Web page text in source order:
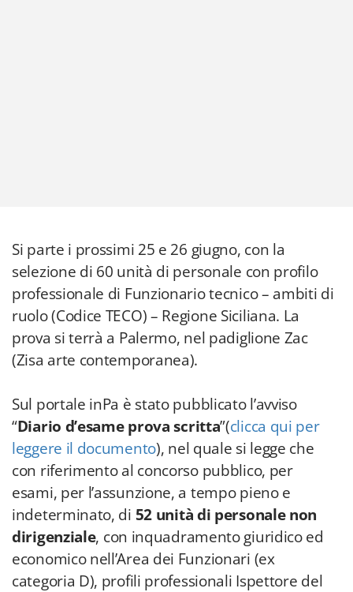
Si parte i prossimi 25 e 26 giugno, con la
selezione di 60 unità di personale con profilo
professionale di Funzionario tecnico – ambiti di
ruolo (Codice TECO) – Regione Siciliana. La
prova si terrà a Palermo, nel padiglione Zac
(Zisa arte contemporanea).
Sul portale inPa è stato pubblicato l’avviso
“Diario d’esame prova scritta”(clicca qui per
leggere il documento), nel quale si legge che
con riferimento al concorso pubblico, per
esami, per l’assunzione, a tempo pieno e
indeterminato, di 52 unità di personale non
dirigenziale, con inquadramento giuridico ed
economico nell’Area dei Funzionari (ex
categoria D), profili professionali Ispettore del